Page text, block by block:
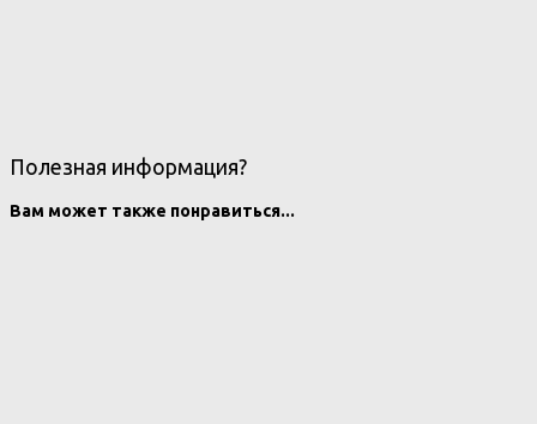
Полезная информация?
Вам может также понравиться...